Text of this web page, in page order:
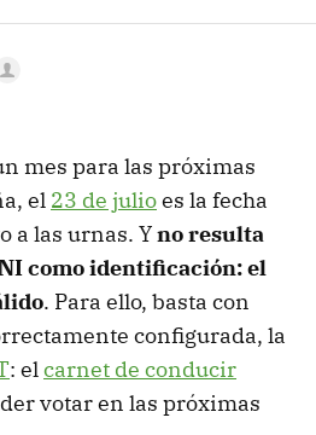
mes para las próximas
el 23 de julioes la fecha
a las urnas. Yno resulta
como identificación: el
. Para ello, basta con
configurada, la
: elcarnet de conducir
votar en las próximas